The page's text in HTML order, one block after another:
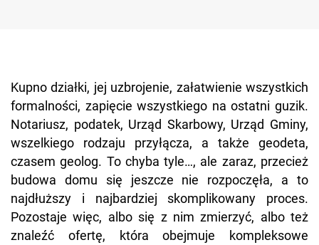
Kupno działki, jej uzbrojenie, załatwienie wszystkich
formalności, zapięcie wszystkiego na ostatni guzik.
Notariusz, podatek, Urząd Skarbowy, Urząd Gminy,
wszelkiego rodzaju przyłącza, a także geodeta,
czasem geolog. To chyba tyle…, ale zaraz, przecież
budowa domu się jeszcze nie rozpoczęła, a to
najdłuższy i najbardziej skomplikowany proces.
Pozostaje więc, albo się z nim zmierzyć, albo też
znaleźć ofertę, która obejmuje kompleksowe